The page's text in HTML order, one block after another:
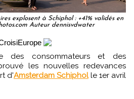
explosent à Schiphol : +41% validés en
Auteur dennisvdwater
les nouvelles redevances
d'Amsterdam Schipholle 1er avril